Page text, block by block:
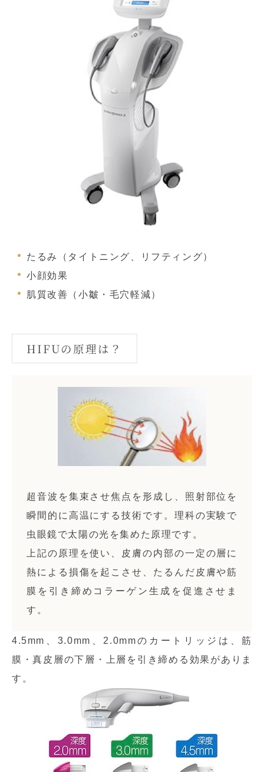
たるみ（タイトニング、リフティング）
小顔効果
肌質改善（小皺・毛穴軽減）
HIFUの原理は？
超音波を集束させ焦点を形成し、照射部位を
瞬間的に高温にする技術です。理科の実験で
虫眼鏡で太陽の光を集めた原理です。
上記の原理を使い、皮膚の内部の一定の層に
熱による損傷を起こさせ、たるんだ皮膚や筋
膜を引き締めコラーゲン生成を促進させま
す。
4.5mm、3.0mm、2.0mmのカートリッジは、筋
膜・真皮層の下層・上層を引き締める効果がありま
す。